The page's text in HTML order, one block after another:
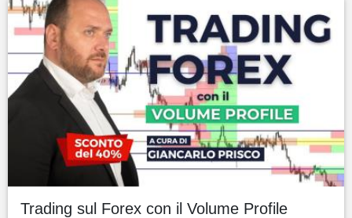
Trading sul Forex con il Volume Profile